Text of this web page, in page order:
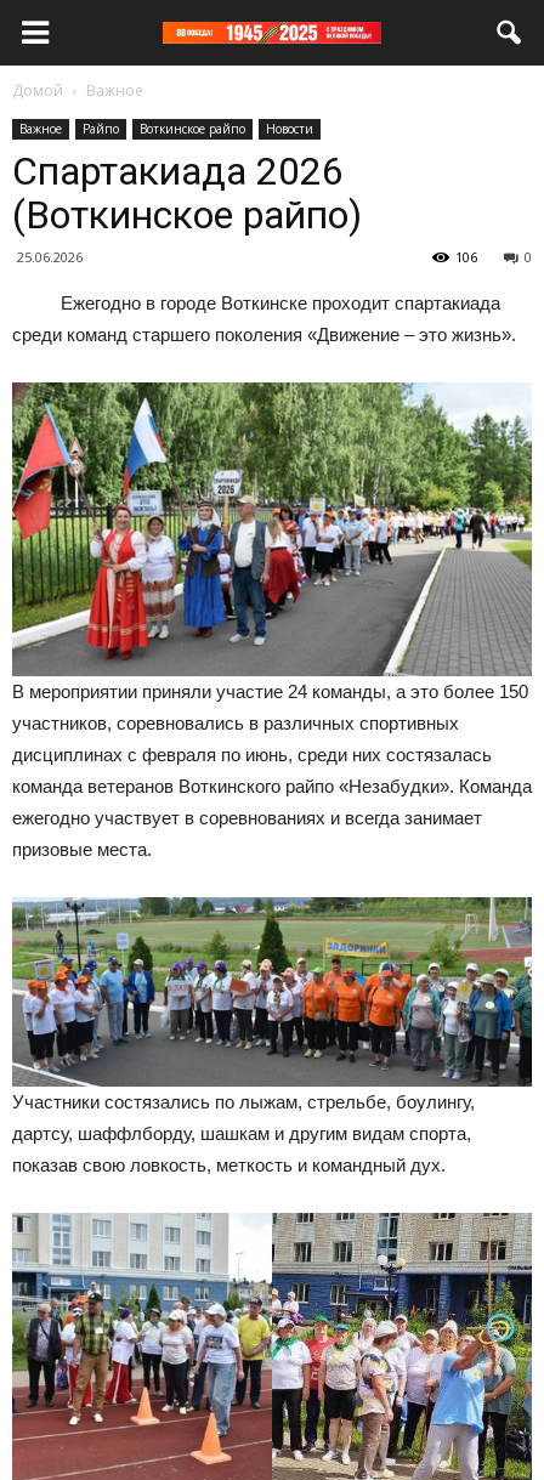
Домой Важное
Важное Райпо Воткинское райпо Новости
Спартакиада 2026
(Воткинское райпо)
25.06.2026 0
106
Ежегодно в городе Воткинске проходит спартакиада
среди команд старшего поколения «Движение – это жизнь».
В мероприятии приняли участие 24 команды, а это более 150
участников, соревновались в различных спортивных
дисциплинах с февраля по июнь, среди них состязалась
команда ветеранов Воткинского райпо «Незабудки». Команда
ежегодно участвует в соревнованиях и всегда занимает
призовые места.
Участники состязались по лыжам, стрельбе, боулингу,
дартсу, шаффлборду, шашкам и другим видам спорта,
показав свою ловкость, меткость и командный дух.